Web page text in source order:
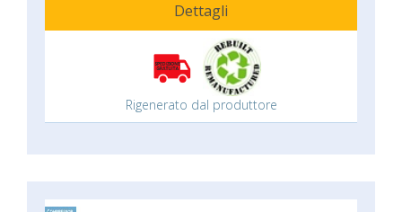
Dettagli
Rigenerato dal produttore